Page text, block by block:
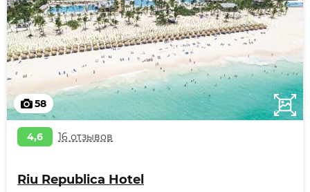
58
4,6 16 отзывов
Riu Republica Hotel